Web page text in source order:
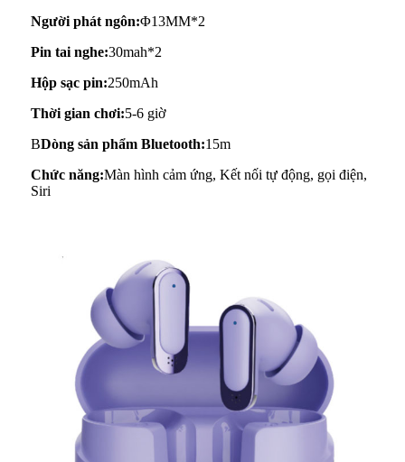
Người phát ngôn:Φ13MM*2
Pin tai nghe:30mah*2
Hộp sạc pin:250mAh
Thời gian chơi:5-6 giờ
BDòng sản phẩm Bluetooth:15m
Chức năng:Màn hình cảm ứng, Kết nối tự động, gọi điện,
Siri